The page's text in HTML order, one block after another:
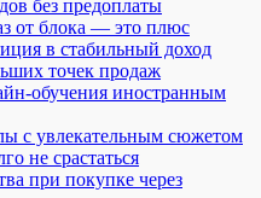
без предоплаты
от блока — это плюс
в стабильный доход
точек продаж
обучения иностранным
с увлекательным сюжетом
не срастаться
при покупке через